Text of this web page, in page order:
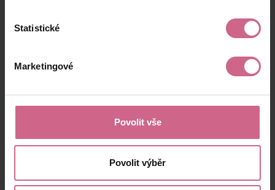
Statistické
Marketingové
Povolit vše
Povolit výběr